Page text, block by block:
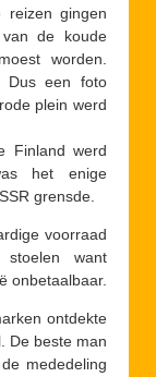
reizen gingen
de koude
worden.
Dus een foto
plein werd
Finland werd
het enige
grensde.
voorraad
want
onbetaalbaar.
ontdekte
De beste man
mededeling